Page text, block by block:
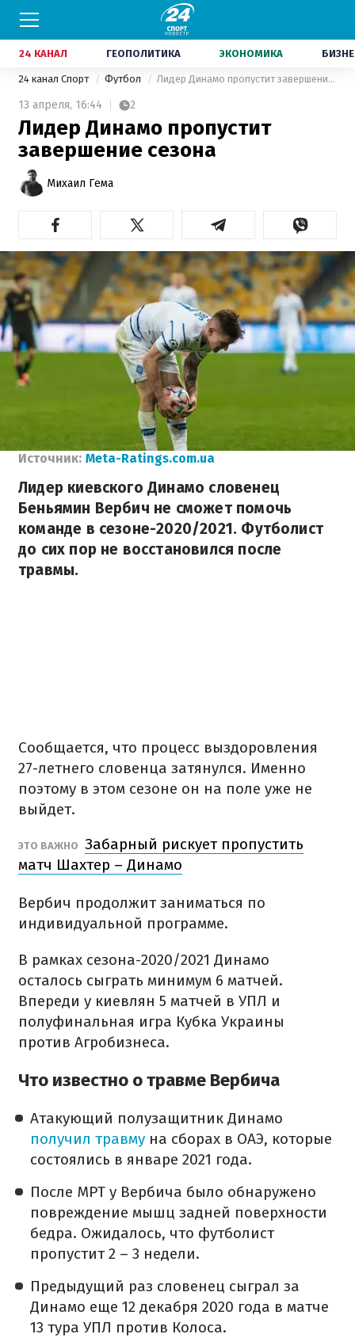
24 КАНАЛ ГЕОПОЛИТИКА ЭКОНОМИКА
24 канал Спорт Футбол Лидер Динамо пропустит завершение сезона
13 апреля, 16:44 2
Лидер Динамо пропустит
завершение сезона
Михаил Гема
Источник: Meta-Ratings.com.ua
Лидер киевского Динамо словенец
Беньямин Вербич не сможет помочь
команде в сезоне-2020/2021. Футболист
до сих пор не восстановился после
травмы.
Сообщается, что процесс выздоровления
27-летнего словенца затянулся. Именно
поэтому в этом сезоне он на поле уже не
выйдет.
ЭТО ВАЖНО Забарный рискует пропустить
матч Шахтер – Динамо
Вербич продолжит заниматься по
индивидуальной программе.
В рамках сезона-2020/2021 Динамо
осталось сыграть минимум 6 матчей.
Впереди у киевлян 5 матчей в УПЛ и
полуфинальная игра Кубка Украины
против Агробизнеса.
Что известно о травме Вербича
Атакующий полузащитник Динамо
получил травму на сборах в ОАЭ, которые
состоялись в январе 2021 года.
После МРТ у Вербича было обнаружено
повреждение мышц задней поверхности
бедра. Ожидалось, что футболист
пропустит 2 – 3 недели.
Предыдущий раз словенец сыграл за
Динамо еще 12 декабря 2020 года в матче
13 тура УПЛ против Колоса.